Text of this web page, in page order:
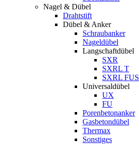
Nagel & Dübel
Drahtstift
Dübel & Anker
Schraubanker
Nageldübel
Langschaftdübel
SXR
SXRL T
SXRL FUS
Universaldübel
UX
FU
Porenbetonanker
Gasbetondübel
Thermax
Sonstiges